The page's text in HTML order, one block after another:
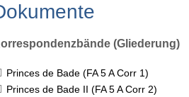
(Gliederung)
Princes de Bade (FA 5 A Corr 1)
Princes de Bade II (FA 5 A Corr 2)